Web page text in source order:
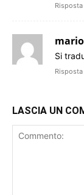
Risposta
Si
Risposta
LASCIA UN